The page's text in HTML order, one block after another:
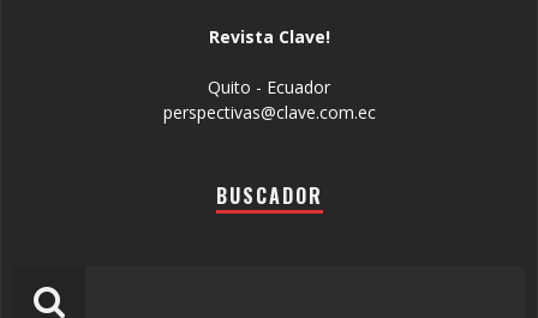
Revista Clave!
Quito - Ecuador
perspectivas@clave.com.ec
BUSCADOR